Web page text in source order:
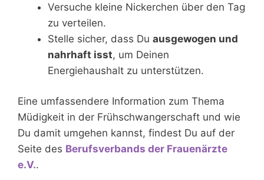
Versuche kleine Nickerchen über den Tag
zu verteilen.
Stelle sicher, dass Du ausgewogen und
nahrhaft isst, um Deinen
Energiehaushalt zu unterstützen.
Eine umfassendere Information zum Thema
Müdigkeit in der Frühschwangerschaft und wie
Du damit umgehen kannst, findest Du auf der
Seite des Berufsverbands der Frauenärzte
e.V..